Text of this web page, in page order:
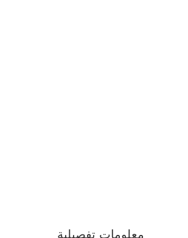
معلومات تفصيلية